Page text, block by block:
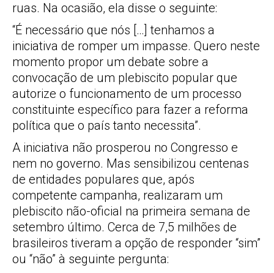
ruas. Na ocasião, ela disse o seguinte:
“É necessário que nós […] tenhamos a
iniciativa de romper um impasse. Quero neste
momento propor um debate sobre a
convocação de um plebiscito popular que
autorize o funcionamento de um processo
constituinte específico para fazer a reforma
política que o país tanto necessita”.
A iniciativa não prosperou no Congresso e
nem no governo. Mas sensibilizou centenas
de entidades populares que, após
competente campanha, realizaram um
plebiscito não-oficial na primeira semana de
setembro último. Cerca de 7,5 milhões de
brasileiros tiveram a opção de responder “sim”
ou “não” à seguinte pergunta: